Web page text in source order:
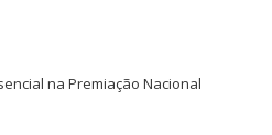
na Premiação Nacional